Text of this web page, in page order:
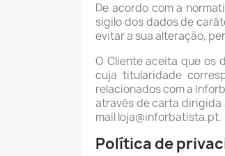
De acordo com a
sigilo dos dados de
evitar a sua alteração,
O Cliente aceita que os
cuja titularidade
relacionados com a
através de carta dirigida
mail loja@inforbatista.pt.
Política de